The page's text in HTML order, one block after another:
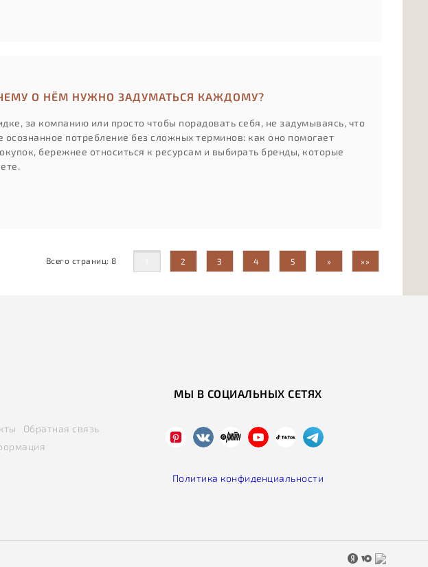
О НЁМ НУЖНО ЗАДУМАТЬСЯ КАЖДОМУ?
за компанию или просто чтобы порадовать себя, не задумываясь, что
потребление без сложных терминов: как оно помогает
бережнее относиться к ресурсам и выбирать бренды, которые
Всего страниц: 8 2 3 4 5 » »»
Обратная связь
МЫ В СОЦИАЛЬНЫХ СЕТЯХ
Политика конфиденциальности